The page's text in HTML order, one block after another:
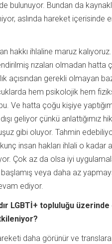
bulunuyor. Bundan da
aslında hareket içerisinde
hakkı ihlaline maruz
rızaları olmadan hatta
açısından gerekli olmayan
hem psikolojik hem
Ve hatta çoğu kişiye
geliyor çünkü anlattığımız
gibi oluyor. Tahmin
insan hakları ihlali o kadar
Çok az da olsa iyi
veya daha az
ediyor.
LGBTİ+ topluluğu
daha görünür ve translara